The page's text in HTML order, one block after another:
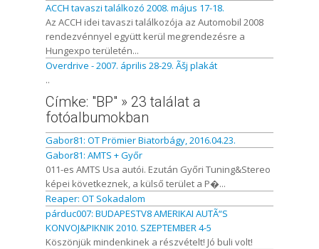
ACCH tavaszi találkozó 2008. május 17-18.
Az ACCH idei tavaszi találkozója az Automobil 2008
rendezvénnyel együtt kerül megrendezésre a
Hungexpo területén...
Overdrive - 2007. április 28-29. Ãšj plakát
..
Címke: "BP" » 23 találat a
fotóalbumokban
Gabor81: OT Prömier Biatorbágy, 2016.04.23.
Gabor81: AMTS + Győr
011-es AMTS Usa autói. Ezután Győri Tuning&Stereo
képei következnek, a külső terület a P�...
Reaper: OT Sokadalom
párduc007: BUDAPESTV8 AMERIKAI AUTÃ“S
KONVOJ&PIKNIK 2010. SZEPTEMBER 4-5
Köszönjük mindenkinek a részvételt! Jó buli volt!